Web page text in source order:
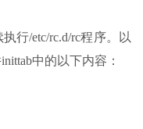
行/etc/rc.d/rc程序。以
中的以下内容：